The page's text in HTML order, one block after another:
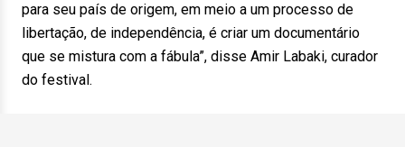
para seu país de origem, em meio a um processo de
libertação, de independência, é criar um documentário
que se mistura com a fábula”, disse Amir Labaki, curador
do festival.